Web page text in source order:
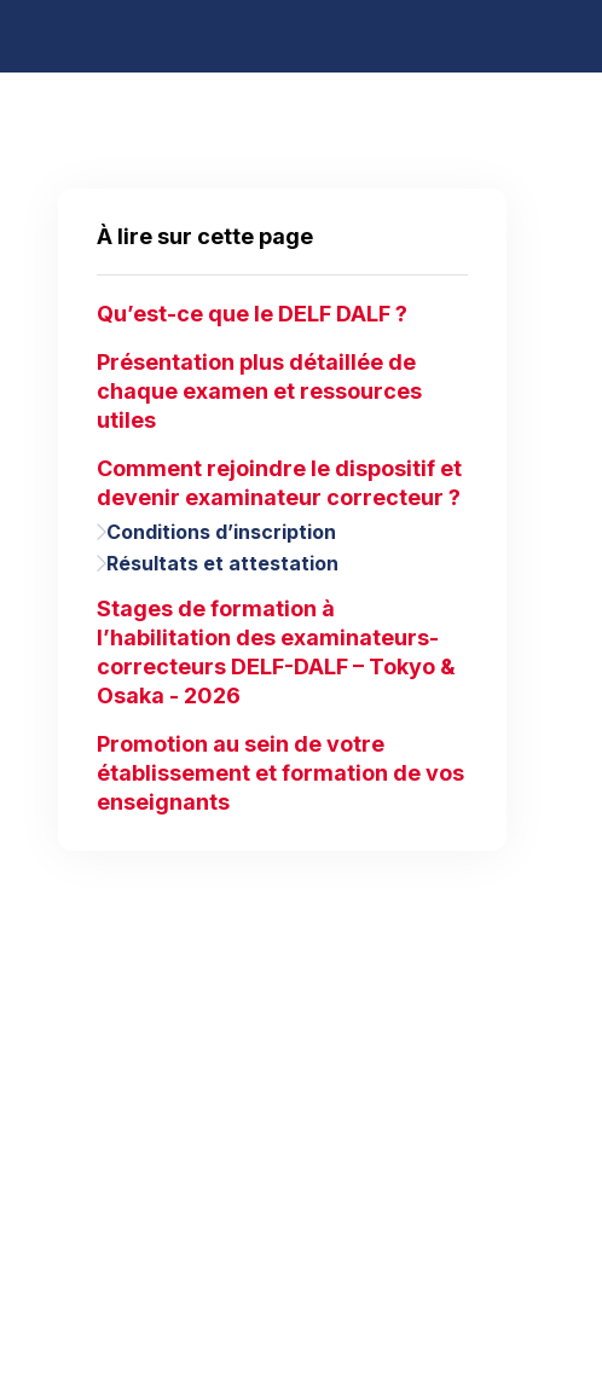
À lire sur cette page
Qu’est-ce que le DELF DALF ?
Présentation plus détaillée de
chaque examen et ressources
utiles
Comment rejoindre le dispositif et
devenir examinateur correcteur ?
Conditions d’inscription
Résultats et attestation
Stages de formation à
l’habilitation des examinateurs-
correcteurs DELF-DALF – Tokyo &
Osaka - 2026
Promotion au sein de votre
établissement et formation de vos
enseignants